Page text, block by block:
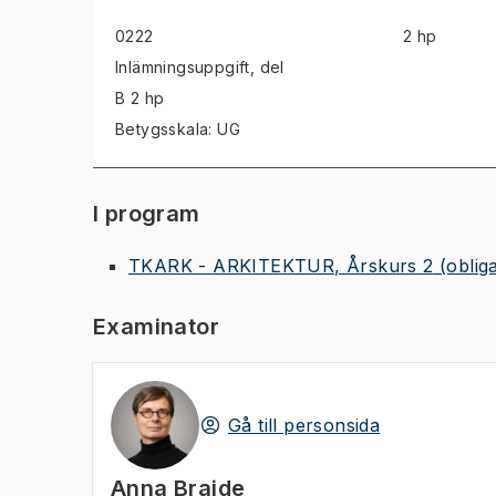
0222
Inlämningsuppgift , del
B 2 hp
Betygsskala: UG
2 hp
I program
TKARK - ARKITEKTUR, Årskurs 2
Examinator
Gå till personsida
Anna Braide